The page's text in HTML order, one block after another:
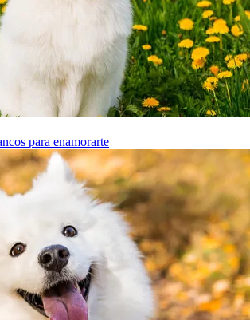
para enamorarte